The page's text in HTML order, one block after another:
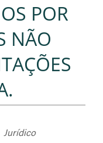
POR
NÃO
Jurídico